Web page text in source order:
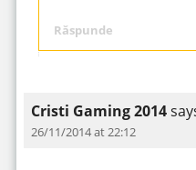
Răspunde
Cristi Gaming 2014
26/11/2014 at 22:12